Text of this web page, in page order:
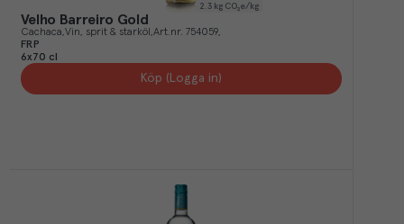
2.3 kg CO₂e/kg
Velho Barreiro Gold
Cachaca Vin, sprit & starköl Art.nr. 754059
FRP
6x70 cl
Köp (Logga in)